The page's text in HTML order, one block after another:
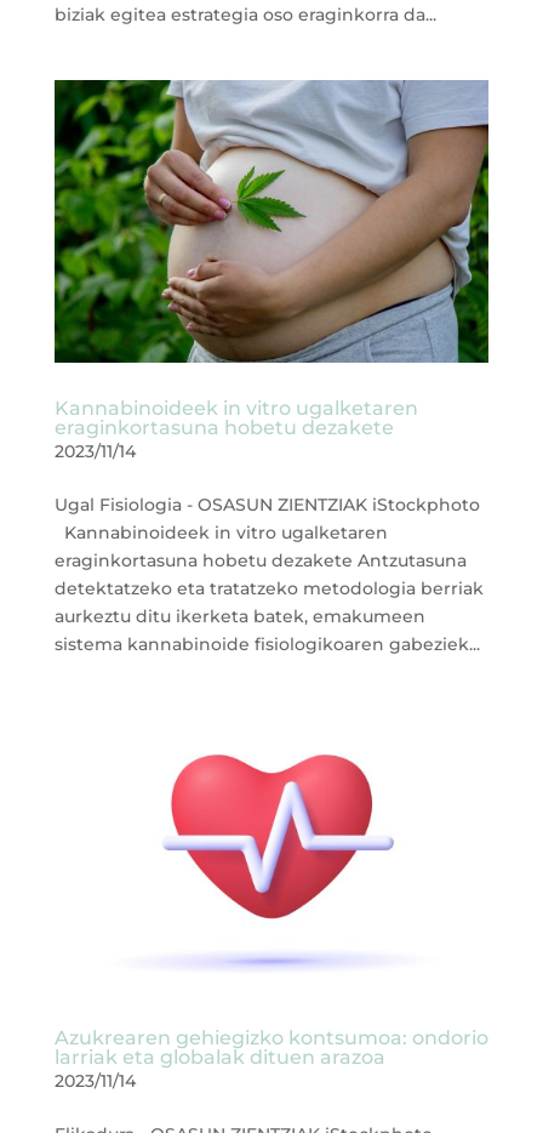
biziak egitea estrategia oso eraginkorra da...
Kannabinoideek in vitro ugalketaren
eraginkortasuna hobetu dezakete
2023/11/14
Ugal Fisiologia - OSASUN ZIENTZIAK iStockphoto
Kannabinoideek in vitro ugalketaren
eraginkortasuna hobetu dezakete Antzutasuna
detektatzeko eta tratatzeko metodologia berriak
aurkeztu ditu ikerketa batek, emakumeen
sistema kannabinoide fisiologikoaren gabeziek...
Azukrearen gehiegizko kontsumoa: ondorio
larriak eta globalak dituen arazoa
2023/11/14